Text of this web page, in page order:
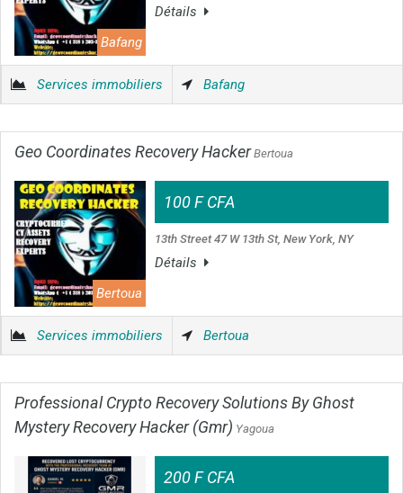
Bafang
Détails
Services immobiliers Bafang
Geo Coordinates Recovery HackerBertoua
Bertoua
100 F CFA
13th Street 47 W 13th St, New York, NY
Détails
Services immobiliers Bertoua
Professional Crypto Recovery Solutions By Ghost
Mystery Recovery Hacker (Gmr) Yagoua
200 F CFA